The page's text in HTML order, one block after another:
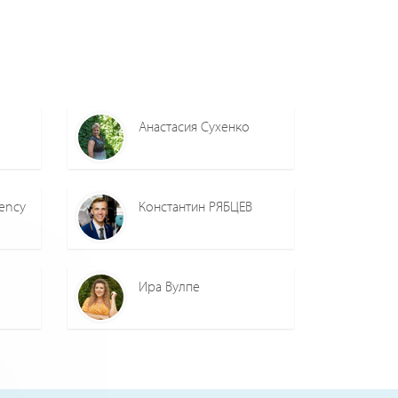
Анастасия Сухенко
Константин РЯБЦЕВ
Ира Вулпе